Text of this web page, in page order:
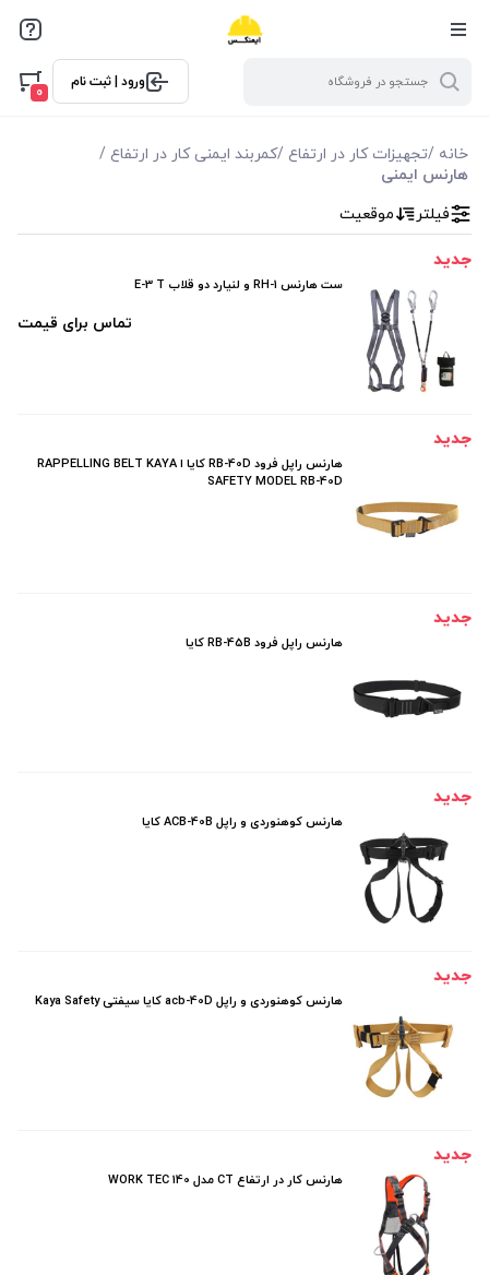
ورود | ثبت نام
0
خانه /تجهیزات کار در ارتفاع /کمربند ایمنی کار در ارتفاع /
هارنس ایمنی
فیلتر براساس ویژگی ها
فیلترکردن براساس تولید‌کننده
سی تی (CT)
فیلتر موقعیت
جدید
ست هارنس RH-1 و لنیارد دو قلاب E-3 T
تماس برای قیمت
جدید
هارنس راپل فرود RB-40D کایا ا RAPPELLING BELT KAYA
SAFETY MODEL RB-40D
جدید
هارنس راپل فرود RB-45B کایا
جدید
هارنس کوهنوردی و راپل ACB-40B کایا
جدید
هارنس کوهنوردی و راپل acb-40D کایا سیفتی Kaya Safety
جدید
هارنس کار در ارتفاع CT مدل WORK TEC 140